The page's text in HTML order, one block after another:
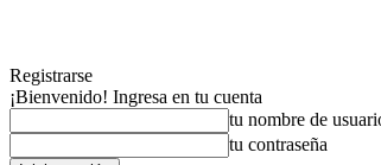
Registrarse
¡Bienvenido! Ingresa en tu cuenta
tu nombre de
tu contraseña